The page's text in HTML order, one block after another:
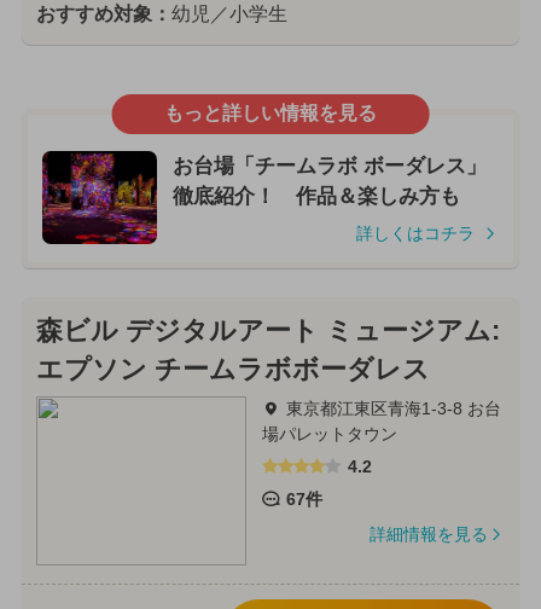
おすすめ対象： 幼児／小学生
もっと詳しい情報を見る
お台場「チームラボ ボーダレス」
徹底紹介！ 作品＆楽しみ方も
詳しくはコチラ
森ビル デジタルアート ミュージアム:
エプソン チームラボボーダレス
東京都江東区青海1-3-8 お台
場パレットタウン
4.2
67件
詳細情報を見る